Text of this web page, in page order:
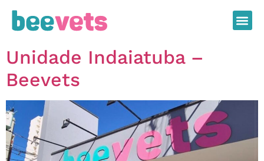
Unidade Indaiatuba –
Beevets